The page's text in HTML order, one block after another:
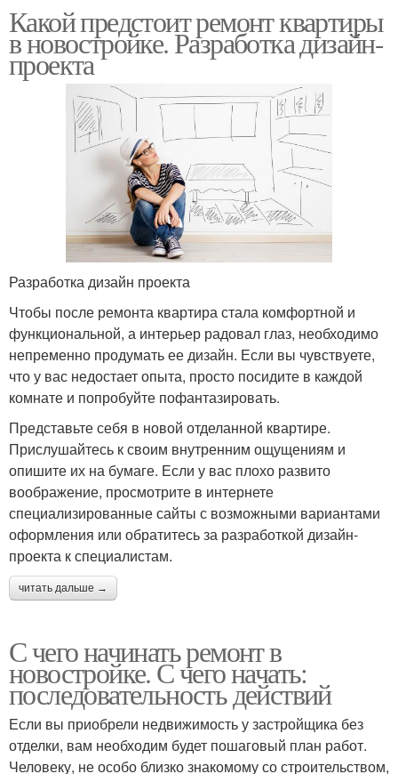
Какой предстоит ремонт квартиры
в новостройке. Разработка дизайн-
проекта
Разработка дизайн проекта
Чтобы после ремонта квартира стала комфортной и
функциональной, а интерьер радовал глаз, необходимо
непременно продумать ее дизайн. Если вы чувствуете,
что у вас недостает опыта, просто посидите в каждой
комнате и попробуйте пофантазировать.
Представьте себя в новой отделанной квартире.
Прислушайтесь к своим внутренним ощущениям и
опишите их на бумаге. Если у вас плохо развито
воображение, просмотрите в интернете
специализированные сайты с возможными вариантами
оформления или обратитесь за разработкой дизайн-
проекта к специалистам.
читать дальше →
С чего начинать ремонт в
новостройке. С чего начать:
последовательность действий
Если вы приобрели недвижимость у застройщика без
отделки, вам необходим будет пошаговый план работ.
Человеку, не особо близко знакомому со строительством,